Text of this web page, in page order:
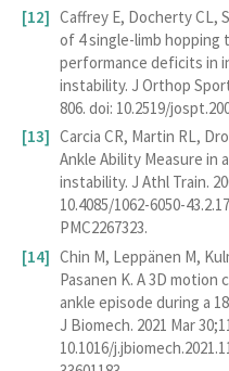
Caffrey E, Docherty CL,
of 4 single-limb
performance deficits in
instability. J Orthop
806. doi: 10.2519/
Carcia CR, Martin RL,
Ankle Ability Measure in
instability. J Athl Train.
10.4085/1062-6050-
PMC2267323.
Chin M, Leppänen M,
Pasanen K. A 3D
ankle episode during a
J Biomech. 2021 Mar
10.1016/